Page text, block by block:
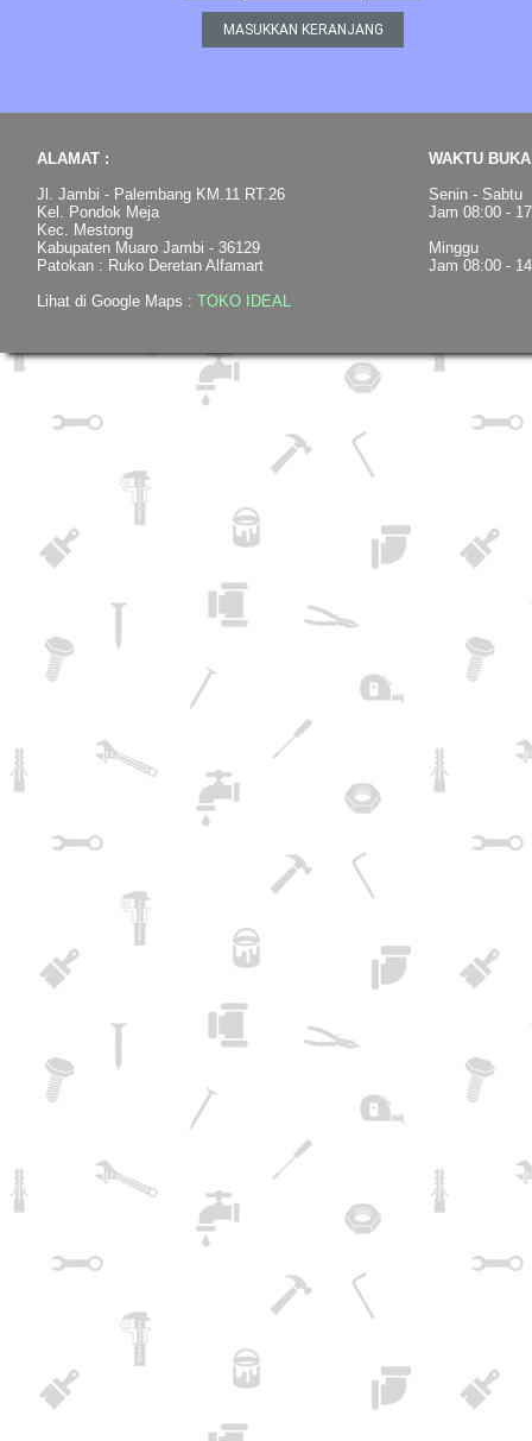
ALAMAT :
Jl. Jambi - Palembang KM.11 RT.26
Kel. Pondok Meja
Kec. Mestong
Kabupaten Muaro Jambi - 36129
Patokan : Ruko Deretan Alfamart
Lihat di Google Maps : TOKO IDEAL
WAKTU
Senin - Sabtu
Jam 08:00 -
Minggu
Jam 08:00 -